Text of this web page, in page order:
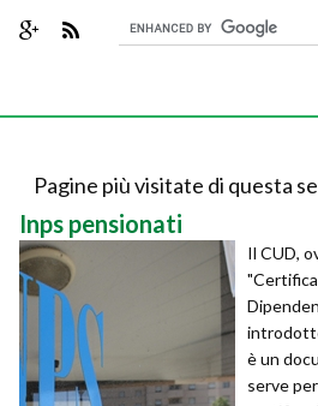
Pagine più visitate di questa
Inps pensionati
Il CUD,
è un
serve